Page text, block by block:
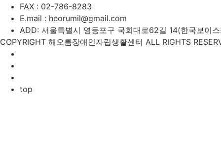
FAX : 02-786-8283
E.mail : heorumil@gmail.com
ADD: 서울특별시 영등포구 국회대로62길 14(한국보이
COPYRIGHT 해오름장애인자립생활센터 ALL RIGHTS
top